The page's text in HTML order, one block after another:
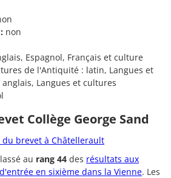
non
Espagnol, Français et culture
de l'Antiquité : latin, Langues et
Langues et cultures
Collège George Sand
du brevet à Châtellerault
au rang 44 des résultats aux
en sixième dans la Vienne. Les